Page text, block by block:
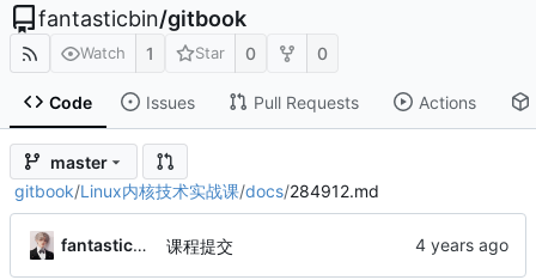
fantasticbin/gitbook
Watch 1 Star 0 0
Code Issues Pull Requests Actions
master
gitbook/Linux内核技术实战课/docs/284912.md
fantasticbin 课程提交